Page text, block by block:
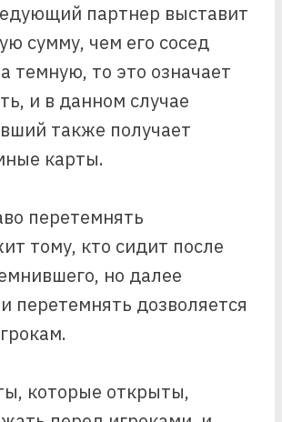
партнер выставит
сумму, чем его сосед
темную, то это означает
и в данном случае
также получает
карты.
перетемнять
тому, кто сидит после
но далее
перетемнять дозволяется
которые открыты,